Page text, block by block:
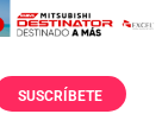
SUSCRÍBETE